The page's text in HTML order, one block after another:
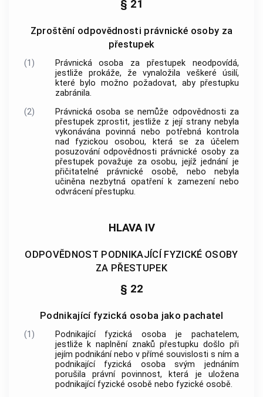
§ 21
Zproštění odpovědnosti právnické osoby za
přestupek
(1)
Právnická osoba za přestupek neodpovídá,
jestliže prokáže, že vynaložila veškeré úsilí,
které bylo možno požadovat, aby přestupku
zabránila.
(2)
Právnická osoba se nemůže odpovědnosti za
přestupek zprostit, jestliže z její strany nebyla
vykonávána povinná nebo potřebná kontrola
nad fyzickou osobou, která se za účelem
posuzování odpovědnosti právnické osoby za
přestupek považuje za osobu, jejíž jednání je
přičitatelné právnické osobě, nebo nebyla
učiněna nezbytná opatření k zamezení nebo
odvrácení přestupku.
HLAVA IV
ODPOVĚDNOST PODNIKAJÍCÍ FYZICKÉ OSOBY
ZA PŘESTUPEK
§ 22
Podnikající fyzická osoba jako pachatel
(1)
Podnikající fyzická osoba je pachatelem,
jestliže k naplnění znaků přestupku došlo při
jejím podnikání nebo v přímé souvislosti s ním a
podnikající fyzická osoba svým jednáním
porušila právní povinnost, která je uložena
podnikající fyzické osobě nebo fyzické osobě.